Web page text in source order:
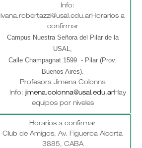
Info:
ivana.robertazzi@usal.edu.arHorarios a
confirmar
Campus Nuestra Señora del Pilar de la
USAL,
Calle Champagnat 1599 - Pilar (Prov.
Buenos Aires).
Profesora Jimena Colonna
Info: jimena.colonna@usal.edu.arHay
equipos por niveles
Horarios a confirmar
Club de Amigos, Av. Figueroa Alcorta
3885, CABA